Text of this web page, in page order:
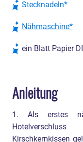
Stecknadeln
Nähmaschine
ein Blatt Papier
Anleitung
1. Als erstes
Kirschkernkissen